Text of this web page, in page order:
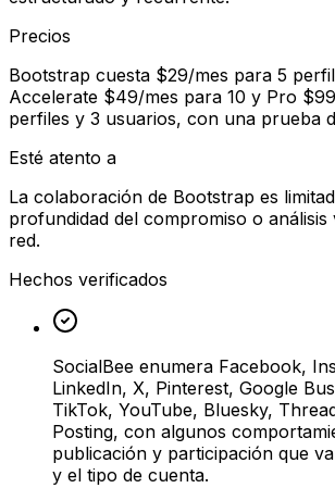
Precios
Bootstrap cuesta $29/mes para 5
Accelerate $49/mes para 10 y Pro
perfiles y 3 usuarios, con una prueba
Esté atento a
La colaboración de Bootstrap es
profundidad del compromiso o análisis
red.
Hechos verificados
SocialBee enumera Facebook,
LinkedIn, X, Pinterest, Google
TikTok, YouTube, Bluesky,
Posting, con algunos
publicación y participación que
y el tipo de cuenta.